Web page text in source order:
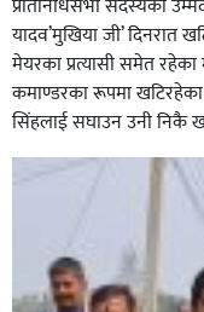
सिराहाको औरहीमा
प्रतिनिधिसभा सदस्यका
यादव’मुखिया जी’ दिनरात
मेयरका प्रत्यासी समेत
कमाण्डरका रूपमा
सिंहलाई सघाउन उनी निकै